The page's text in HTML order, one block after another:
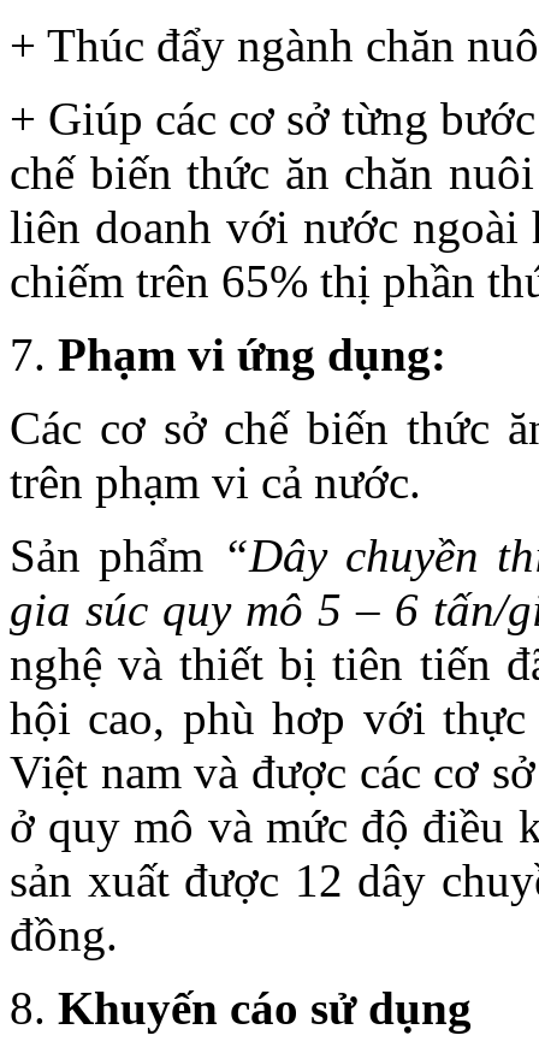
+ Thúc đẩy ngành chăn
+ Giúp các cơ sở từng
chế biến thức ăn chăn
liên doanh với nước ngoài
chiếm trên 65% thị phần
Phạm vi ứng dụng:
Các cơ sở chế biến thức
trên phạm vi cả nước.
Sản phẩm “Dây chuyền
gia súc quy mô 5 – 6 tấn/
nghệ và thiết bị tiên tiến
hội cao, phù hơp với
Việt nam và được các cơ
ở quy mô và mức độ điều
sản xuất được 12 dây
đồng.
Khuyến cáo sử dụng